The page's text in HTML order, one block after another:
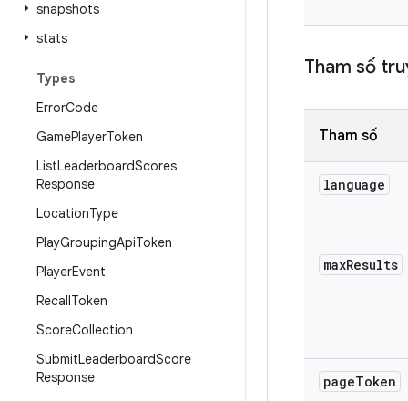
snapshots
stats
Types
ErrorCode
GamePlayerToken
ListLeaderboardScores
Response
LocationType
PlayGroupingApiToken
PlayerEvent
RecallToken
ScoreCollection
SubmitLeaderboardScore
Response
Tham số
Tham số
language
maxResults
pageToken